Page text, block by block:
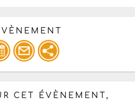
mail / forum / réseau social
CET ÉVÈNEMENT,